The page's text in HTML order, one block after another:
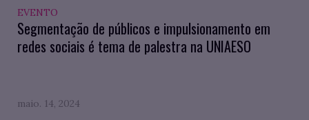
EVENTO
Segmentação de públicos e impulsionamento em
redes sociais é tema de palestra na UNIAESO
maio. 14, 2024